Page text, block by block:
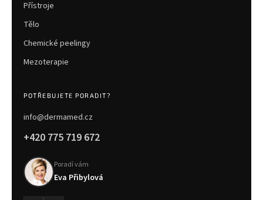
Přístroje
Tělo
Chemické peelingy
Mezoterapie
POTŘEBUJETE PORADIT?
info@dermamed.cz
+420 775 719 672
Poradí vám
Eva Přibylová